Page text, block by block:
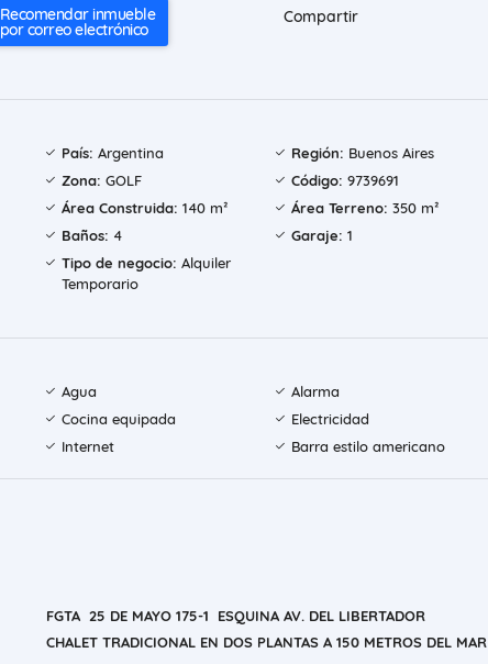
Recomendar inmueble
por correo electrónico
Compartir
País: Argentina Región: Buenos Aires
Zona: GOLF Código: 9739691
Área Construida: 140 m² Área Terreno: 350 m²
Baños: 4 Garaje: 1
Tipo de negocio: Alquiler
Temporario
Agua Alarma
Cocina equipada
Electricidad
Internet
Barra estilo americano
FGTA 25 DE MAYO 175-1 ESQUINA AV. DEL LIBERTADOR
CHALET TRADICIONAL EN DOS PLANTAS A 150 METROS DEL MAR